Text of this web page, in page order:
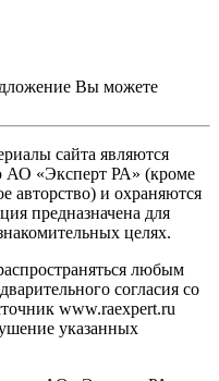
Вы можете
сайта являются
АО «Эксперт РА» (кроме
авторство) и охраняются
предназначена для
целях.
любым
согласия со
www.raexpert.ru
указанных